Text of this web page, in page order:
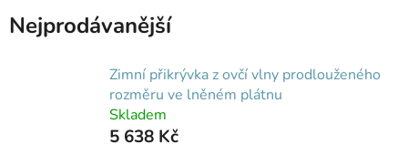
Nejprodávanější
Zimní přikrývka z ovčí vlny prodlouženého
rozměru ve lněném plátnu
Skladem
5 638 Kč